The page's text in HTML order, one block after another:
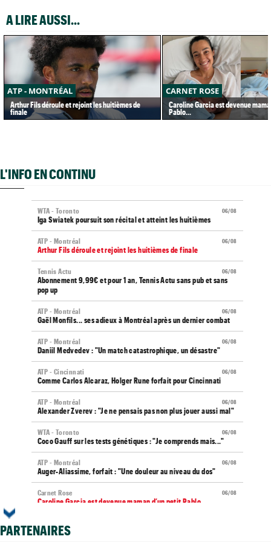
A LIRE AUSSI...
ATP - MONTRÉAL
Arthur Fils déroule et rejoint les huitièmes de
finale
CARNET ROSE
Caroline Garcia est devenue
Pablo...
L'INFO EN CONTINU
06/08
WTA - Toronto
Iga Swiatek poursuit son récital et atteint les huitièmes
06/08
ATP - Montréal
Arthur Fils déroule et rejoint les huitièmes de finale
06/08
Tennis Actu
Abonnement 9,99€ et pour 1 an, Tennis Actu sans pub et sans
pop up
06/08
ATP - Montréal
Gaël Monfils... ses adieux à Montréal après un dernier combat
06/08
ATP - Montréal
Daniil Medvedev : "Un match catastrophique, un désastre"
06/08
ATP - Cincinnati
Comme Carlos Alcaraz, Holger Rune forfait pour Cincinnati
06/08
ATP - Montréal
Alexander Zverev : "Je ne pensais pas non plus jouer aussi mal"
06/08
WTA - Toronto
Coco Gauff sur les tests génétiques : "Je comprends mais..."
06/08
ATP - Montréal
Auger-Aliassime, forfait : "Une douleur au niveau du dos"
06/08
Carnet Rose
Caroline Garcia est devenue maman d’un petit Pablo...
Elsa Jacquemot va éviter les périlleuses qualifications
PARTENAIRES